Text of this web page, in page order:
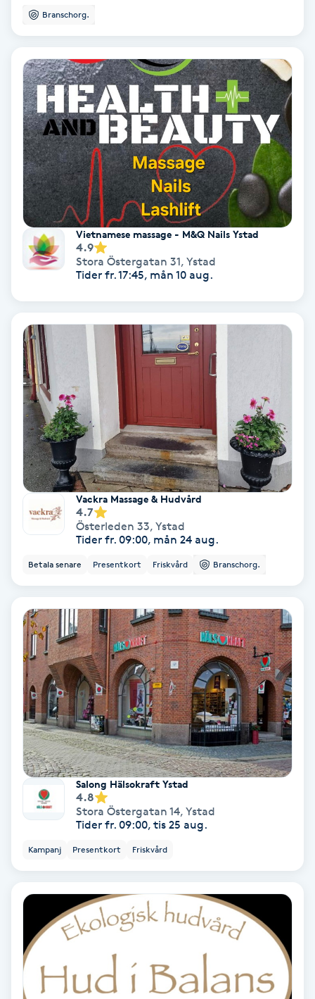
Gravidyoga
Gua Sha-massage
Hatha Yoga
Headspa
Healing
Herrklippning
HIFU
Hollywood Peel
Hot Stone Massage
Hot yoga
Hudföryngring
Huduppstramning
Hudvård
Hyperhidros
Hypnos
Hårborttagning
Hårbottenbehandling
Hårförlängning
Hårvård
Hälsa
Hälsprickor
Idrottsmassage
IPL
Branschorg.
Vietnamese massage - M&Q Nails Ystad
4.9
Stora Östergatan 31, Ystad
Tider fr. 17:45, mån 10 aug.
Vackra Massage & Hudvård
4.7
Österleden 33, Ystad
Tider fr. 09:00, mån 24 aug.
Betala senare Presentkort Friskvård Branschorg.
Salong Hälsokraft Ystad
4.8
Stora Östergatan 14, Ystad
Tider fr. 09:00, tis 25 aug.
Kampanj Presentkort Friskvård